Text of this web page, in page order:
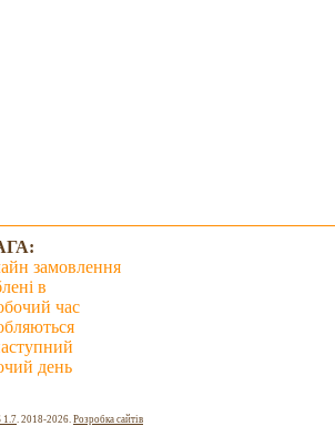
замовлення
в
час
день
1.7. 2018-2026. Розробка сайтів